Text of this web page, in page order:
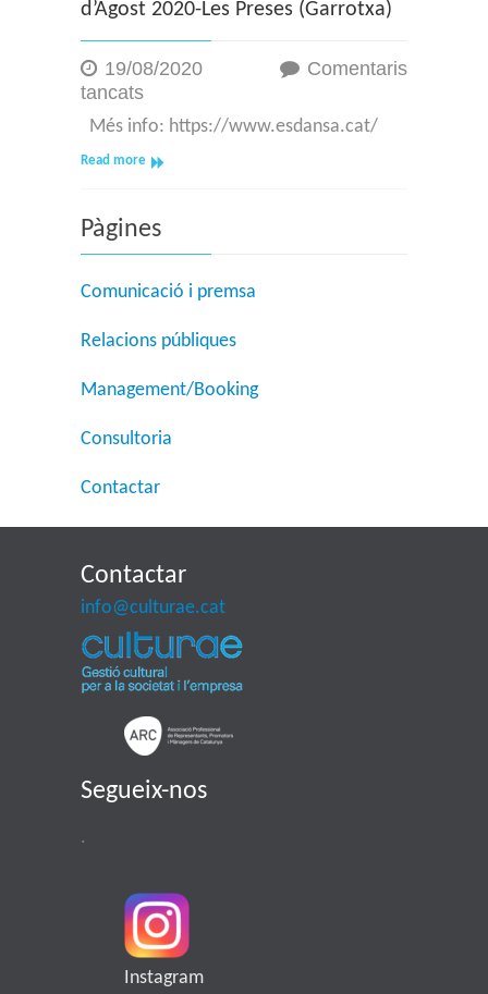
d’Agost 2020-Les Preses (Garrotxa)
19/08/2020
Comentaris
tancatsa
Festival
ÉsDansa
-
al
23
2020-
Preses
(Garrotxa)
Més info: https://www.esdansa.cat/
Read more
Pàgines
Comunicació i premsa
Relacions públiques
Management/Booking
Consultoria
Contactar
Contactar
info@culturae.cat
Segueix-nos
.
Instagram